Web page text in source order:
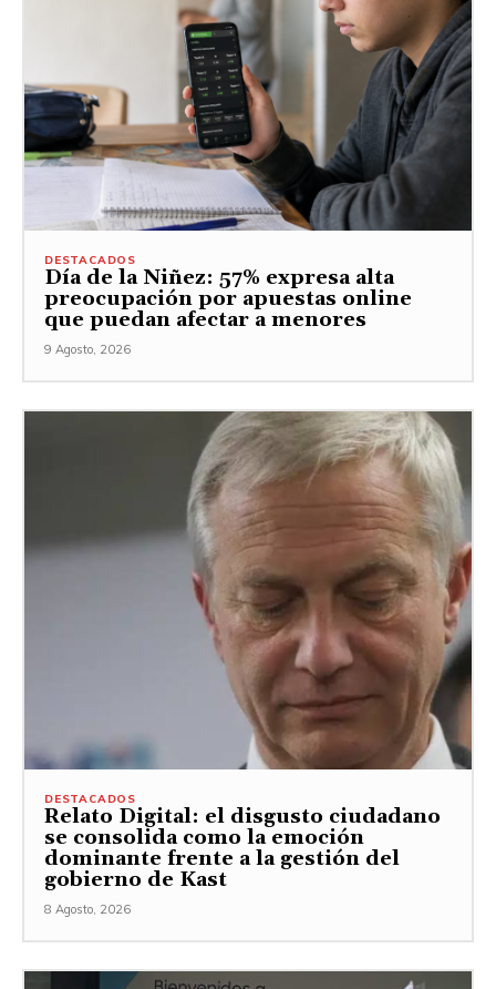
DESTACADOS
Día de la Niñez: 57% expresa alta
preocupación por apuestas online
que puedan afectar a menores
9 Agosto, 2026
DESTACADOS
Relato Digital: el disgusto ciudadano
se consolida como la emoción
dominante frente a la gestión del
gobierno de Kast
8 Agosto, 2026